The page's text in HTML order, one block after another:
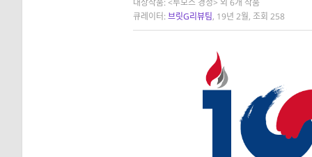
대상작품: <루모스 경성> 외 6개 작품
큐레이터: 브릿G리뷰팀, 19년 2월, 조회 258